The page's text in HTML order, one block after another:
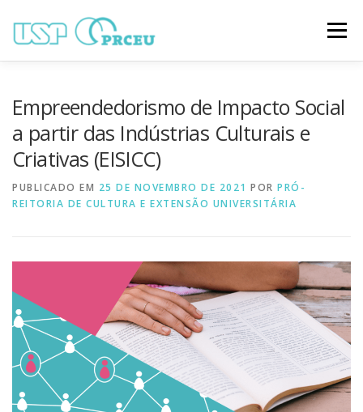
para
Menu
TRABALHOS ONLINE
Empreendedorismo de Impacto Social
a partir das Indústrias Culturais e
Criativas (EISICC)
PUBLICADO EM 25 DE NOVEMBRO DE 2021 POR PRÓ-
REITORIA DE CULTURA E EXTENSÃO UNIVERSITÁRIA